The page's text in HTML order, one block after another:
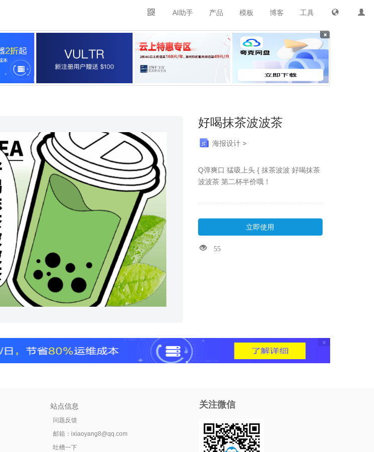
工具
博客
模板
产品
AI助手
×
好喝抹茶波波茶
海报设计 >
Q弹爽口 猛吸上头 { 抹茶波波 好喝抹茶
波波茶 第二杯半价哦！
立即使用
55
×
站点信息
问题反馈
邮箱： ixiaoyang8@qq.com
吐槽一下
关注微信